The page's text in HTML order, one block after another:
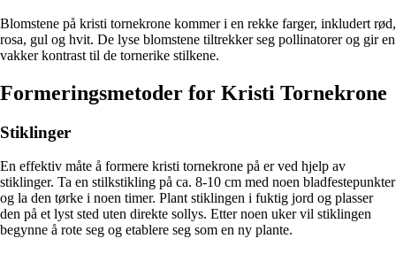
Blomstene på kristi tornekrone kommer i en rekke farger, inkludert rød,
rosa, gul og hvit. De lyse blomstene tiltrekker seg pollinatorer og gir en
vakker kontrast til de tornerike stilkene.
Formeringsmetoder for Kristi Tornekrone
Stiklinger
En effektiv måte å formere kristi tornekrone på er ved hjelp av
stiklinger. Ta en stilkstikling på ca. 8-10 cm med noen bladfestepunkter
og la den tørke i noen timer. Plant stiklingen i fuktig jord og plasser
den på et lyst sted uten direkte sollys. Etter noen uker vil stiklingen
begynne å rote seg og etablere seg som en ny plante.